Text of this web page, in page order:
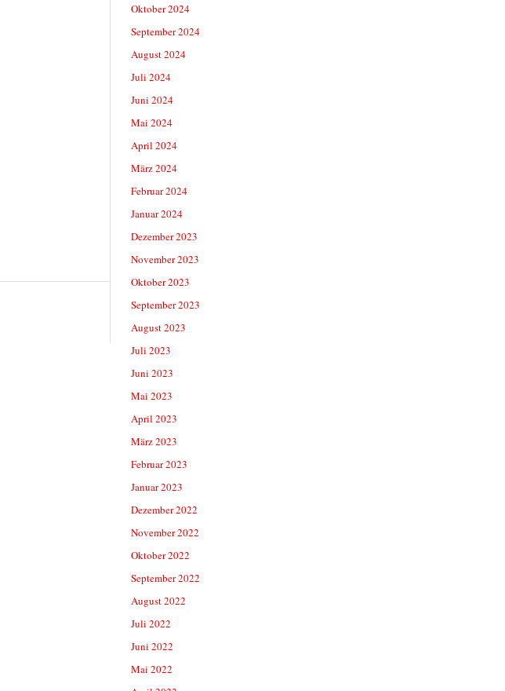
Oktober 2024
September 2024
August 2024
Juli 2024
Juni 2024
Mai 2024
April 2024
März 2024
Februar 2024
Januar 2024
Dezember 2023
November 2023
Oktober 2023
September 2023
August 2023
Juli 2023
Juni 2023
Mai 2023
April 2023
März 2023
Februar 2023
Januar 2023
Dezember 2022
November 2022
Oktober 2022
September 2022
August 2022
Juli 2022
Juni 2022
Mai 2022